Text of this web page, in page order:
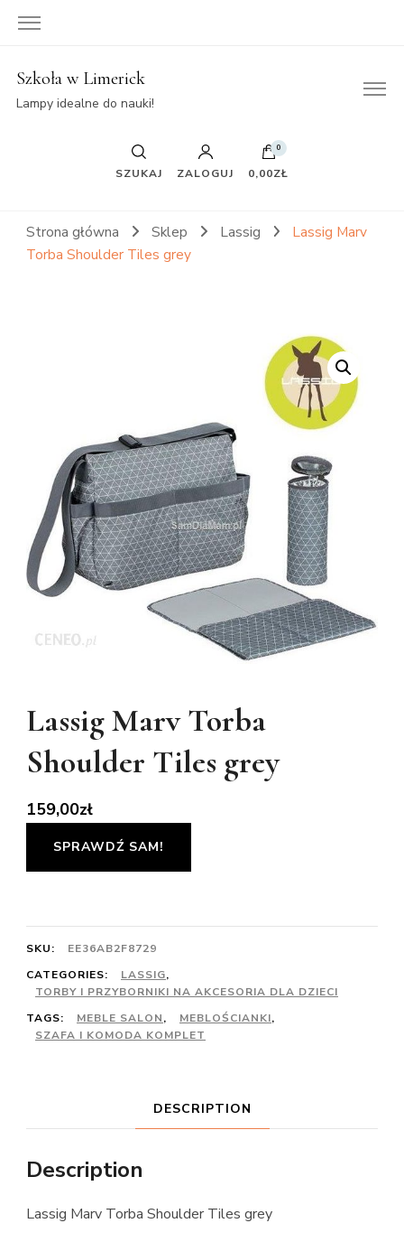
Szkoła w Limerick
Lampy idealne do nauki!
SZUKAJ ZALOGUJ
0
0,00ZŁ
Strona główna Sklep Lassig
Lassig Marv
Torba Shoulder Tiles grey
Lassig Marv Torba
Shoulder Tiles grey
159,00zł
SPRAWDŹ SAM!
SKU:
EE36AB2F8729
CATEGORIES:
LASSIG,
TORBY I PRZYBORNIKI NA AKCESORIA DLA DZIECI
TAGS:
MEBLE SALON, MEBLOŚCIANKI,
SZAFA I KOMODA KOMPLET
DESCRIPTION
Description
Lassig Marv Torba Shoulder Tiles grey